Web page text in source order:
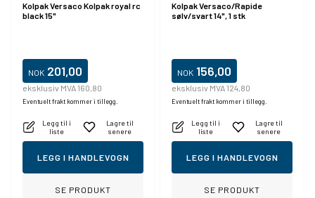
Kolpak Versaco Kolpak royal rc
black 15"
NOK 201,00
eksklusiv MVA 160,80
Eventuelt frakt kommer i tillegg.
Legg til i
liste
Lagre til
senere
LEGG I HANDLEVOGN
SE PRODUKT
Kolpak Versaco/Rapide
sølv/svart 14", 1 stk
NOK 156,00
eksklusiv MVA 124,80
Eventuelt frakt kommer i tillegg.
Legg til i
liste
Lagre til
senere
LEGG I HANDLEVOGN
SE PRODUKT